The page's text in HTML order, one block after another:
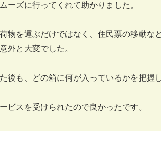
ーズに行ってくれて助かりました。
物を運ぶだけではなく、住民票の移動な
外と大変でした。
後も、どの箱に何が入っているかを把握
ビスを受けられたので良かったです。